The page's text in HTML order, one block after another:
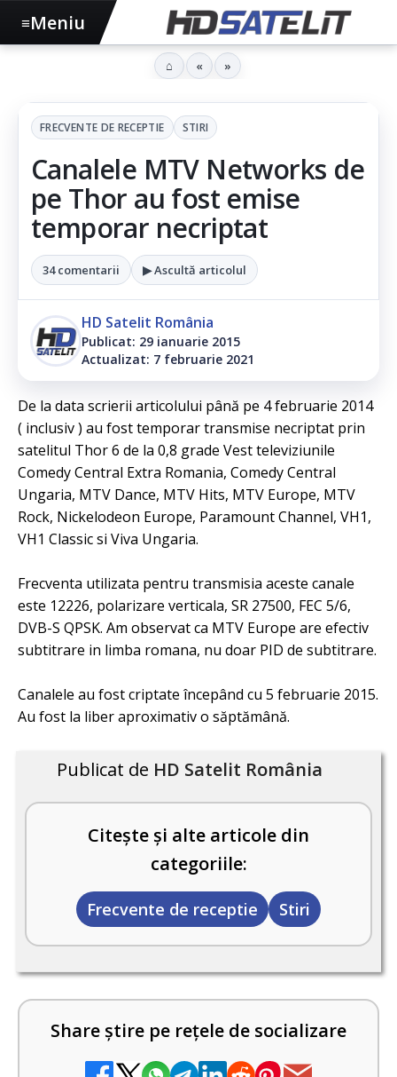
FRECVENTE DE RECEPTIE STIRI
Canalele MTV Networks de
pe Thor au fost emise
temporar necriptat
34 comentarii ▶ Ascultă articolul
HD Satelit România
Publicat: 29 ianuarie 2015
Actualizat: 7 februarie 2021
De la data scrierii articolului până pe 4 februarie 2014
( inclusiv ) au fost temporar transmise necriptat prin
satelitul Thor 6 de la 0,8 grade Vest televiziunile
Comedy Central Extra Romania, Comedy Central
Ungaria, MTV Dance, MTV Hits, MTV Europe, MTV
Rock, Nickelodeon Europe, Paramount Channel, VH1,
VH1 Classic si Viva Ungaria.
Frecventa utilizata pentru transmisia aceste canale
este 12226, polarizare verticala, SR 27500, FEC 5/6,
DVB-S QPSK. Am observat ca MTV Europe are efectiv
subtitrare in limba romana, nu doar PID de subtitrare.
Canalele au fost criptate începând cu 5 februarie 2015.
Au fost la liber aproximativ o săptămână.
Publicat de HD Satelit România
Citește și alte articole din
categoriile:
Frecvente de receptie Stiri
Share știre pe rețele de socializare
≡Meniu
⌂ « »